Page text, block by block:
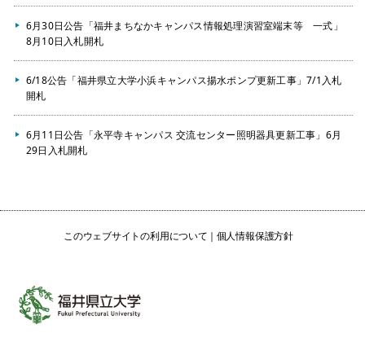
6月30日公告「福井まちなかキャンパス情報処理演習室端末等 一式」
8月10日入札開札
6/18公告「福井県立大学小浜キャンパス揚水ポンプ更新工事」7/1入札
開札
6月11日公告「永平寺キャンパス 交流センター照明器具更新工事」6月
29日入札開札
このウェブサイトの利用について 個人情報保護方針